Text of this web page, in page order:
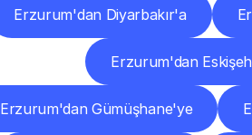
Erzurum'dan Diyarbakır'a
Erzurum'dan
Erzurum'dan Gümüşhane'ye